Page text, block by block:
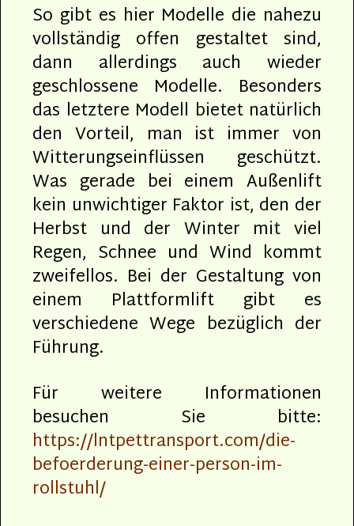
So gibt es hier Modelle die nahezu
vollständig offen gestaltet sind,
dann allerdings auch wieder
geschlossene Modelle. Besonders
das letztere Modell bietet natürlich
den Vorteil, man ist immer von
Witterungseinflüssen geschützt.
Was gerade bei einem Außenlift
kein unwichtiger Faktor ist, den der
Herbst und der Winter mit viel
Regen, Schnee und Wind kommt
zweifellos. Bei der Gestaltung von
einem Plattformlift gibt es
verschiedene Wege bezüglich der
Führung.
Für weitere Informationen
besuchen Sie bitte:
https://lntpettransport.com/die-
befoerderung-einer-person-im-
rollstuhl/